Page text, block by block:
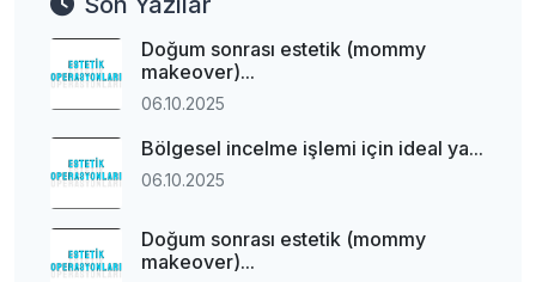
Doğum sonrası estetik (mommy
makeover)...
06.10.2025
Bölgesel incelme işlemi için ideal ya...
06.10.2025
Doğum sonrası estetik (mommy
makeover)...